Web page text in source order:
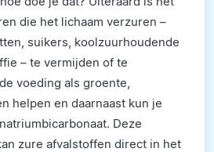
die het lichaam verzuren –
suikers, koolzuurhoudende
– te vermijden of te
voeding als groente,
helpen en daarnaast kun je
Deze
zure afvalstoffen direct in het